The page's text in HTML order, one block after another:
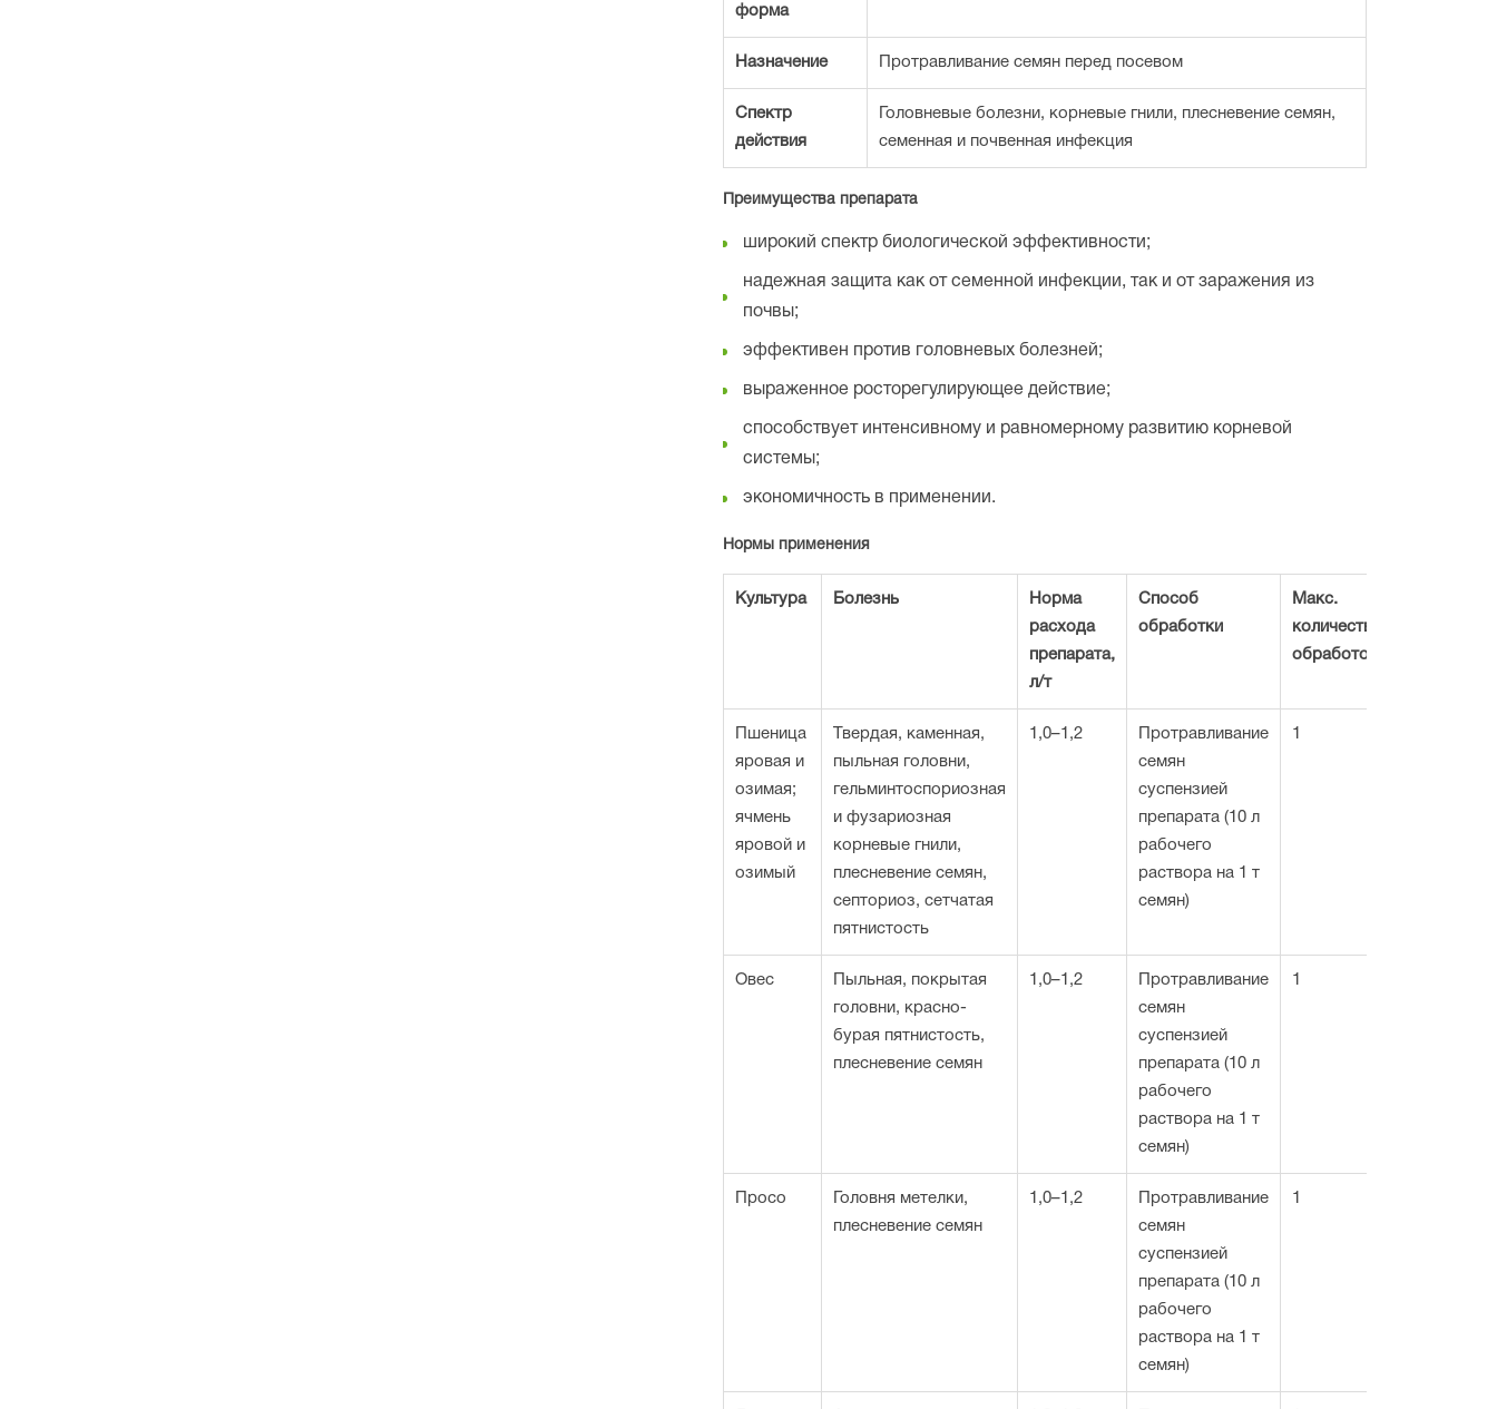
форма
Назначение Протравливание семян перед посевом
Спектр
действия
Головневые болезни, корневые гнили, плесневение семян,
семенная и почвенная инфекция
Преимущества препарата
широкий спектр биологической эффективности;
надежная защита как от семенной инфекции, так и от заражения из
почвы;
эффективен против головневых болезней;
выраженное росторегулирующее действие;
способствует интенсивному и равномерному развитию корневой
системы;
экономичность в применении.
Нормы применения
Культура Болезнь
Норма
расхода
препарата,
л/т
Способ
обработки
Макс.
количество
обработок
Пшеница
яровая и
озимая;
ячмень
яровой и
озимый
Твердая, каменная,
пыльная головни,
гельминтоспориозная
и фузариозная
корневые гнили,
плесневение семян,
септориоз, сетчатая
пятнистость
1,0–1,2
Протравливание
семян
суспензией
препарата (10 л
рабочего
раствора на 1 т
семян)
1
Овес
Пыльная, покрытая
головни, красно-
бурая пятнистость,
плесневение семян
1,0–1,2
Протравливание
семян
суспензией
препарата (10 л
рабочего
раствора на 1 т
семян)
1
Просо
Головня метелки,
плесневение семян
1,0–1,2
Протравливание
семян
суспензией
препарата (10 л
рабочего
раствора на 1 т
семян)
1